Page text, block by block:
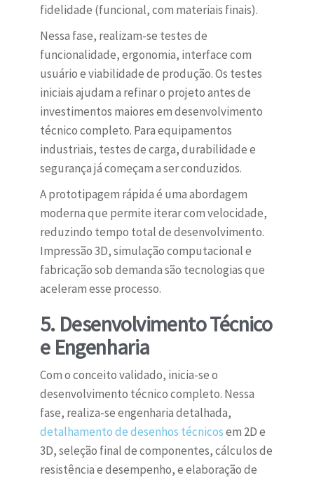
fidelidade (funcional, com materiais finais).
Nessa fase, realizam-se testes de
funcionalidade, ergonomia, interface com
usuário e viabilidade de produção. Os testes
iniciais ajudam a refinar o projeto antes de
investimentos maiores em desenvolvimento
técnico completo. Para equipamentos
industriais, testes de carga, durabilidade e
segurança já começam a ser conduzidos.
A prototipagem rápida é uma abordagem
moderna que permite iterar com velocidade,
reduzindo tempo total de desenvolvimento.
Impressão 3D, simulação computacional e
fabricação sob demanda são tecnologias que
aceleram esse processo.
5. Desenvolvimento Técnico
e Engenharia
Com o conceito validado, inicia-se o
desenvolvimento técnico completo. Nessa
fase, realiza-se engenharia detalhada,
detalhamento de desenhos técnicosem 2D e
3D, seleção final de componentes, cálculos de
resistência e desempenho, e elaboração de